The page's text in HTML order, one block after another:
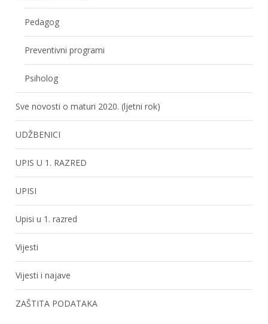
Pedagog
Preventivni programi
Psiholog
Sve novosti o maturi 2020. (ljetni rok)
UDŽBENICI
UPIS U 1. RAZRED
UPISI
Upisi u 1. razred
Vijesti
Vijesti i najave
ZAŠTITA PODATAKA